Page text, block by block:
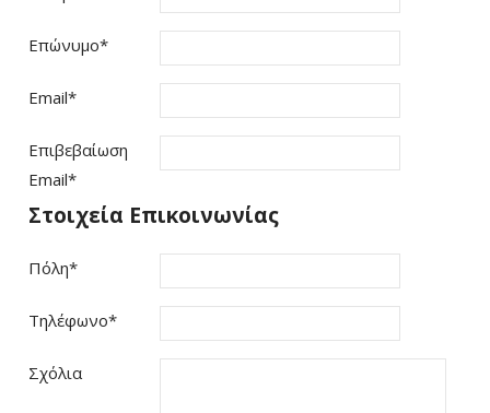
Επώνυμο*
Email*
Επιβεβαίωση
Email*
Στοιχεία Επικοινωνίας
Πόλη*
Τηλέφωνο*
Σχόλια